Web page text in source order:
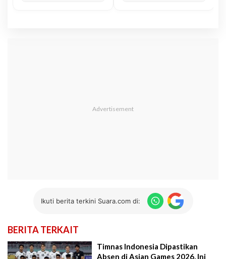
Ikuti berita terkini Suara.com di:
BERITA TERKAIT
Timnas Indonesia Dipastikan
Absen di Asian Games 2026, Ini